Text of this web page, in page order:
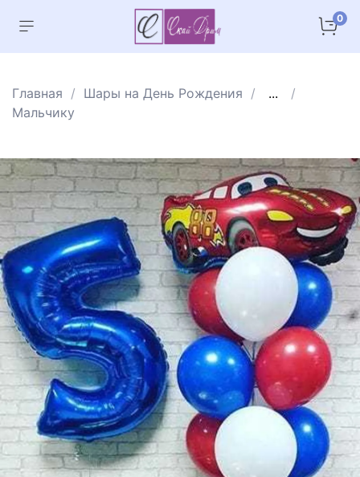
0
Главная Шары на День Рождения
...
Мальчику